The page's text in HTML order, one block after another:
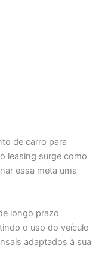
de carro para
leasing surge como
essa meta uma
longo prazo
o uso do veículo
adaptados à sua